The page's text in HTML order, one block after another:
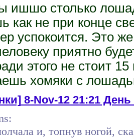
ишшо столько
как не при конце
успокоится. Это
приятно
этого не стоит
хомяки с
8-Nov-12 21:21
и, топнув ногой,